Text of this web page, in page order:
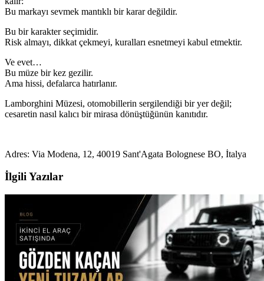
Bu markayı sevmek mantıklı bir karar değildir.
Bu bir karakter seçimidir.
Risk almayı, dikkat çekmeyi, kuralları esnetmeyi kabul etmektir.
Ve evet…
Bu müze bir kez gezilir.
Ama hissi, defalarca hatırlanır.
Lamborghini Müzesi, otomobillerin sergilendiği bir yer değil;
cesaretin nasıl kalıcı bir mirasa dönüştüğünün kanıtıdır.
Adres: Via Modena, 12, 40019 Sant'Agata Bolognese BO, İtalya
İlgili Yazılar